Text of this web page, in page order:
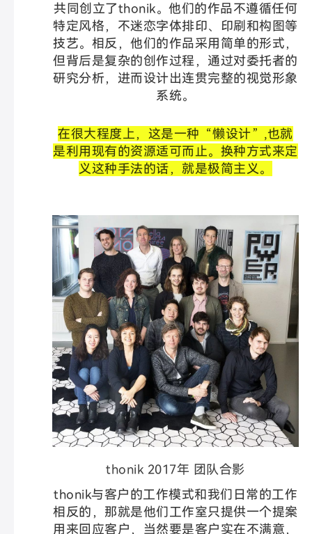
共同创立了thonik。他们的作品不遵循任何
特定风格，不迷恋字体排印、印刷和构图等
技艺。相反，他们的作品采用简单的形式，
但背后是复杂的创作过程，通过对委托者的
研究分析，进而设计出连贯完整的视觉形象
系统。
在很大程度上，这是一种“懒设计”,也就
是利用现有的资源适可而止。换种方式来定
义这种手法的话，就是极简主义。
thonik 2017年 团队合影
thonik与客户的工作模式和我们日常的工作
相反的，那就是他们工作室只提供一个提案
用来回应客户，当然要是客户实在不满意，